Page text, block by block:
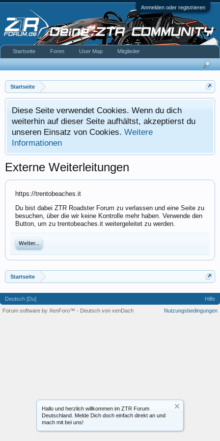
Anmelden oder registrieren
Startseite
Diese Seite verwendet Cookies. Wenn du dich
weiterhin auf dieser Seite aufhältst, akzeptierst du
unseren Einsatz von Cookies. Weitere
Informationen
Hallo und herzlich willkommen im ZTR Forum
Deutschland. Melde Dich doch einfach direkt an und
mach mit bei uns!
Externe Weiterleitungen
https://trentobeaches.it
Du bist dabei ZTR Roadster Forum zu verlassen und eine Seite zu
besuchen, über die wir keine Kontrolle mehr haben. Verwende den
Button, um zu trentobeaches.it weitergeleitet zu werden.
Weiter...
Startseite
Startseite Foren User Map Mitglieder
Deutsch [Du]
Hilfe
Nutzungsbedingungen
Forum software by XenForo™ - Deutsch von xenDach